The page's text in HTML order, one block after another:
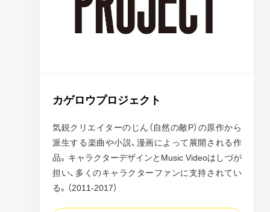
カゲロウプロジェクト
気鋭クリエイターのじん（自然の敵P）の原作から
派生する楽曲や小説、漫画によって展開される作
品。キャラクターデザインとMusic Videoはしづが
担い、多くのキャラクターファンに支持されてい
る。（2011-2017）